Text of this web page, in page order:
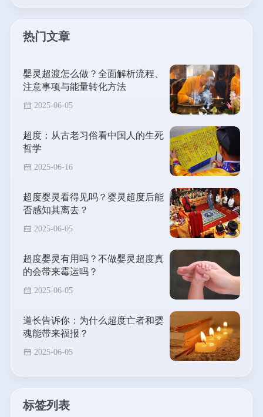
热门文章
婴灵超渡怎么做？全面解析流程、
注意事项与能量转化方法
2025-06-05
超度：从古老习俗看中国人的生死
哲学
2025-06-16
超度婴灵看得见吗？婴灵超度后能
否感知其离去？
2025-06-05
超度婴灵有用吗？不做婴灵超度真
的会带来霉运吗？
2025-06-05
道长告诉你：为什么超度亡者和婴
魂能带来福报？
2025-06-05
标签列表